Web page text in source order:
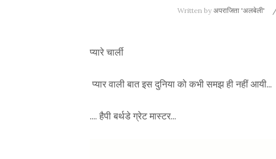
Written by अपराजिता 'अलबेली'
प्यारे चार्ली
प्यार वाली बात इस दुनिया को कभी समझ ही नहीं आयी...
.... हैपी बर्थडे ग्रेट मास्टर...